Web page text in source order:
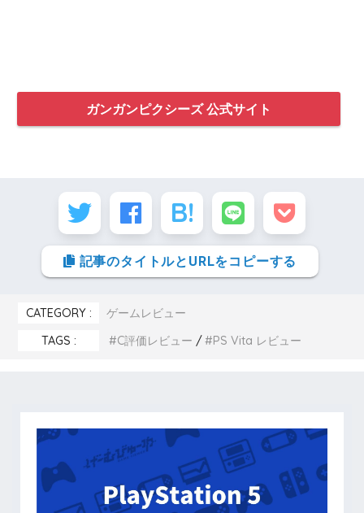
ガンガンピクシーズ 公式サイト
記事のタイトルとURLをコピーする
CATEGORY :
ゲームレビュー
TAGS :
C評価レビュー PS Vita レビュー